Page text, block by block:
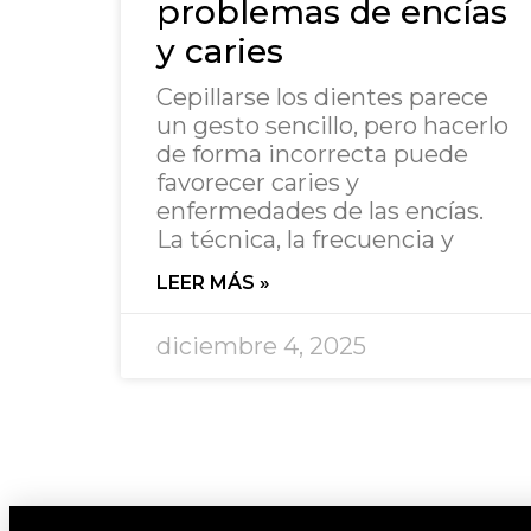
problemas de encías
y caries
Cepillarse los dientes parece
un gesto sencillo, pero hacerlo
de forma incorrecta puede
favorecer caries y
enfermedades de las encías.
La técnica, la frecuencia y
LEER MÁS »
diciembre 4, 2025